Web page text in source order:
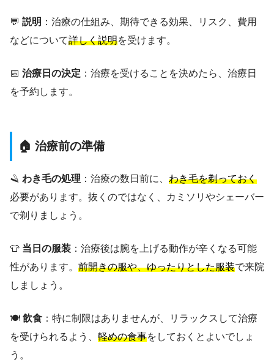
💬 説明 ：治療の仕組み、期待できる効果、リスク、費用
などについて詳しく説明を受けます。
📅 治療日の決定 ：治療を受けることを決めたら、治療日
を予約します。
🏠 治療前の準備
🪒 わき毛の処理 ：治療の数日前に、 わき毛を剃っておく
必要があります。抜くのではなく、カミソリやシェーバー
で剃りましょう。
👕 当日の服装 ：治療後は腕を上げる動作が辛くなる可能
性があります。 前開きの服や、ゆったりとした服装で来院
しましょう。
🍽️ 飲食 ：特に制限はありませんが、リラックスして治療
を受けられるよう、 軽めの食事をしておくとよいでしょ
う。